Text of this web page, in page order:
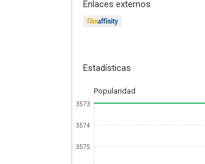
Enlaces externos
Estadísticas
Popularidad
3573
3574
3575